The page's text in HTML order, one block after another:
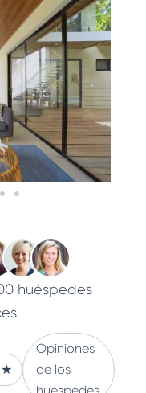
huéspedes
★
Opiniones
de los